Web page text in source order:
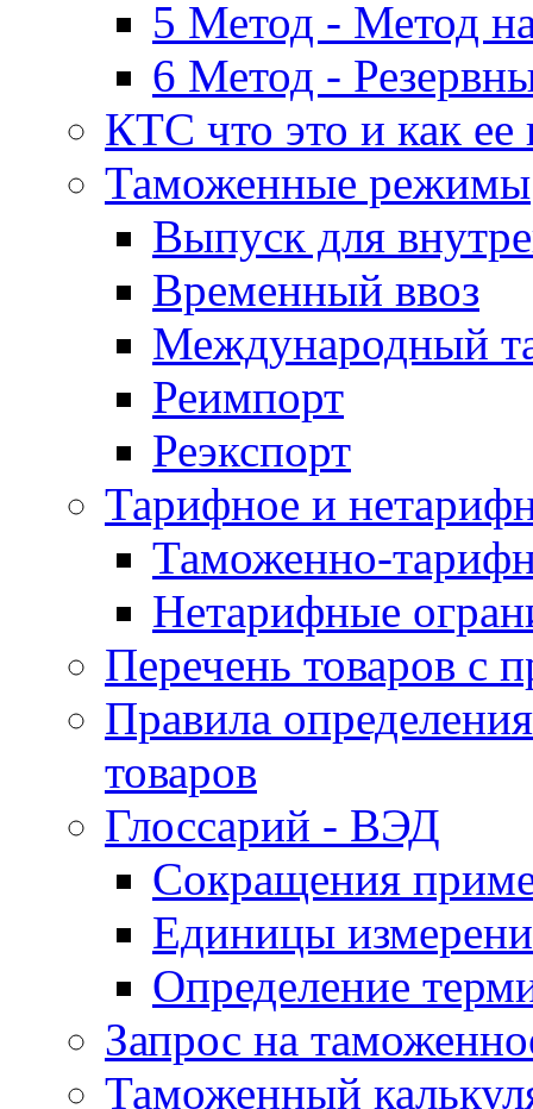
5 Метод - Метод
6 Метод -
КТС что это и как ее
Таможенные режимы
Выпуск для
Временный ввоз
Международный
Реимпорт
Реэкспорт
Тарифное и
Таможенно-
Нетарифные
Перечень товаров с
Правила
товаров
Глоссарий - ВЭД
Сокращения
Единицы
Определение
Запрос на
Таможенный